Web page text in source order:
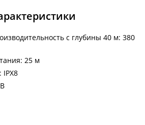
с глубины 40 м: 380
25 м